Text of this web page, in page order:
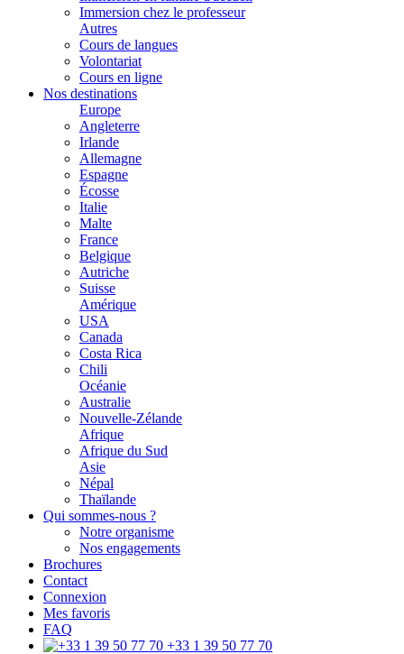
Immersion chez le professeur
Autres
Cours de langues
Volontariat
Cours en ligne
Nos destinations
Europe
Angleterre
Irlande
Allemagne
Espagne
Écosse
Italie
Malte
France
Belgique
Autriche
Suisse
Amérique
USA
Canada
Costa Rica
Chili
Océanie
Australie
Nouvelle-Zélande
Afrique
Afrique du Sud
Asie
Népal
Thaïlande
Qui sommes-nous ?
Notre organisme
Nos engagements
Brochures
Contact
Connexion
Mes favoris
FAQ
+33 1 39 50 77 70